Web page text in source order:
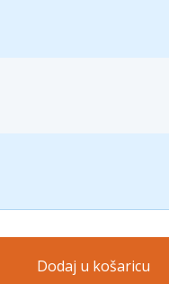
Dodaj u košaricu